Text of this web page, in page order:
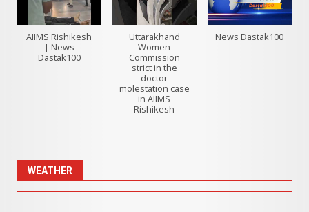
AIIMS Rishikesh
| News
Dastak100
Uttarakhand
Women
Commission
strict in the
doctor
molestation case
in AIIMS
Rishikesh
News Dastak100
WEATHER